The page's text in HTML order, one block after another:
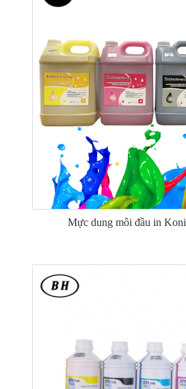
Mực dung môi đầu in